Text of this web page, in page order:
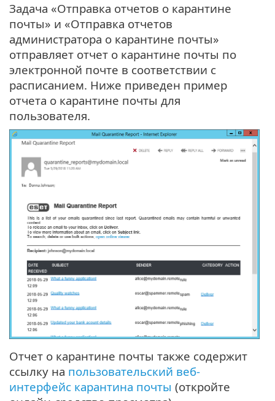
Задача «Отправка отчетов о карантине
почты» и «Отправка отчетов
администратора о карантине почты»
отправляет отчет о карантине почты по
электронной почте в соответствии с
расписанием. Ниже приведен пример
отчета о карантине почты для
пользователя.
Отчет о карантине почты также содержит
ссылку на пользовательский веб-
интерфейс карантина почты (откройте